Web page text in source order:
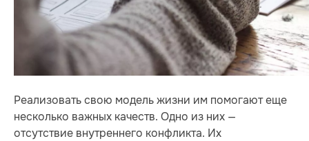
Реализовать свою модель жизни им помогают еще
несколько важных качеств. Одно из них —
отсутствие внутреннего конфликта. Их